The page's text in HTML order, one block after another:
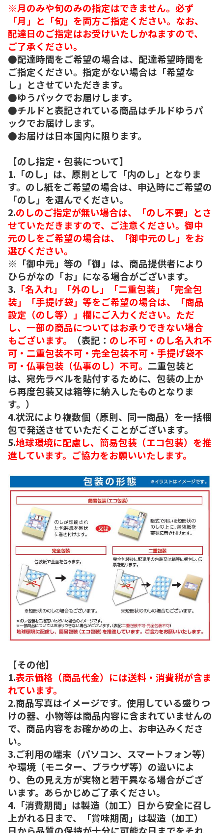
※月のみや旬のみの指定はできません。必ず
「月」と「旬」を両方ご指定ください。なお、
配達日のご指定はお受けいたしかねますので、
ご了承ください。
●配達時間をご希望の場合は、配達希望時間を
ご指定ください。指定がない場合は「希望な
し」とさせていただきます。
●ゆうパックでお届けします。
●チルドと表記されている商品はチルドゆうパ
ックでお届けします。
●お届けは日本国内に限ります。
【のし指定・包装について】
1.「のし」は、原則として「内のし」となりま
す。のし紙をご希望の場合は、申込時にご希望の
「のし」を選んでください。
2.のしのご指定が無い場合は、「のし不要」とさ
せていただきますので、ご注意ください。御中
元のしをご希望の場合は、「御中元のし」をお
選びください。
※「御中元」等の「御」は、商品提供者により
ひらがなの「お」になる場合がございます。
3. 「名入れ」「外のし」「二重包装」「完全包
装」「手提げ袋」等をご希望の場合は、「商品
設定（のし等）」欄にご入力ください。ただ
し、一部の商品についてはお承りできない場合
もございます。
（表記： のし不可・のし名入れ不
可・二重包装不可・完全包装不可・手提げ袋不
可・仏事包装（仏事のし）不可。 二重包装と
は、宛先ラベルを貼付するために、包装の上か
ら再度包装又は箱等に納入したものとなりま
す。）
4.状況により複数個（原則、同一商品）を一括梱
包で発送させていただくことがございます。
5.地球環境に配慮し、簡易包装（エコ包装）を推
進しています。ご協力をお願いいたします。
【その他】
1.表示価格（商品代金）には送料・消費税が含ま
れています。
2.商品写真はイメージです。使用している盛りつ
けの器、小物等は商品内容に含まれていませんの
で、商品内容をお確かめの上、お申込みくださ
い。
3.ご利用の端末（パソコン、スマートフォン等）
や環境（モニター、ブラウザ等）の違いによ
り、色の見え方が実物と若干異なる場合がござ
います。あらかじめご了承ください。
4.「消費期間」は製造（加工）日から安全に召し
上がれる日まで、「賞味期間」は製造（加工）